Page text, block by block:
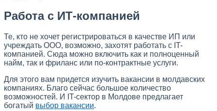
Работа с ИТ-компанией
Те, кто не хочет регистрироваться в качестве ИП или
учреждать ООО, возможно, захотят работать с IT-
компанией. Сюда можно включить как и полноценный
найм, так и фриланс или по-контрактные услуги.
Для этого вам придется изучить вакансии в молдавских
компаниях. Благо сейчас большое количество
возможностей. И IT-сектор в Молдове предлагает
богатый выбор вакансии.